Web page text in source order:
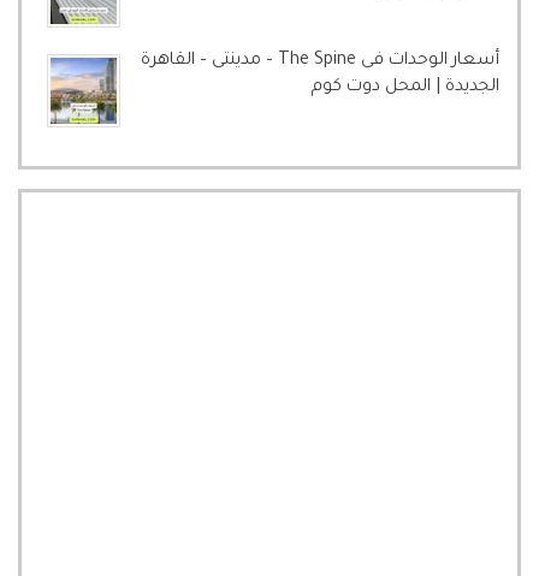
أسعار الوحدات فى The Spine – مدينتى – القاهرة
الجديدة | المحل دوت كوم